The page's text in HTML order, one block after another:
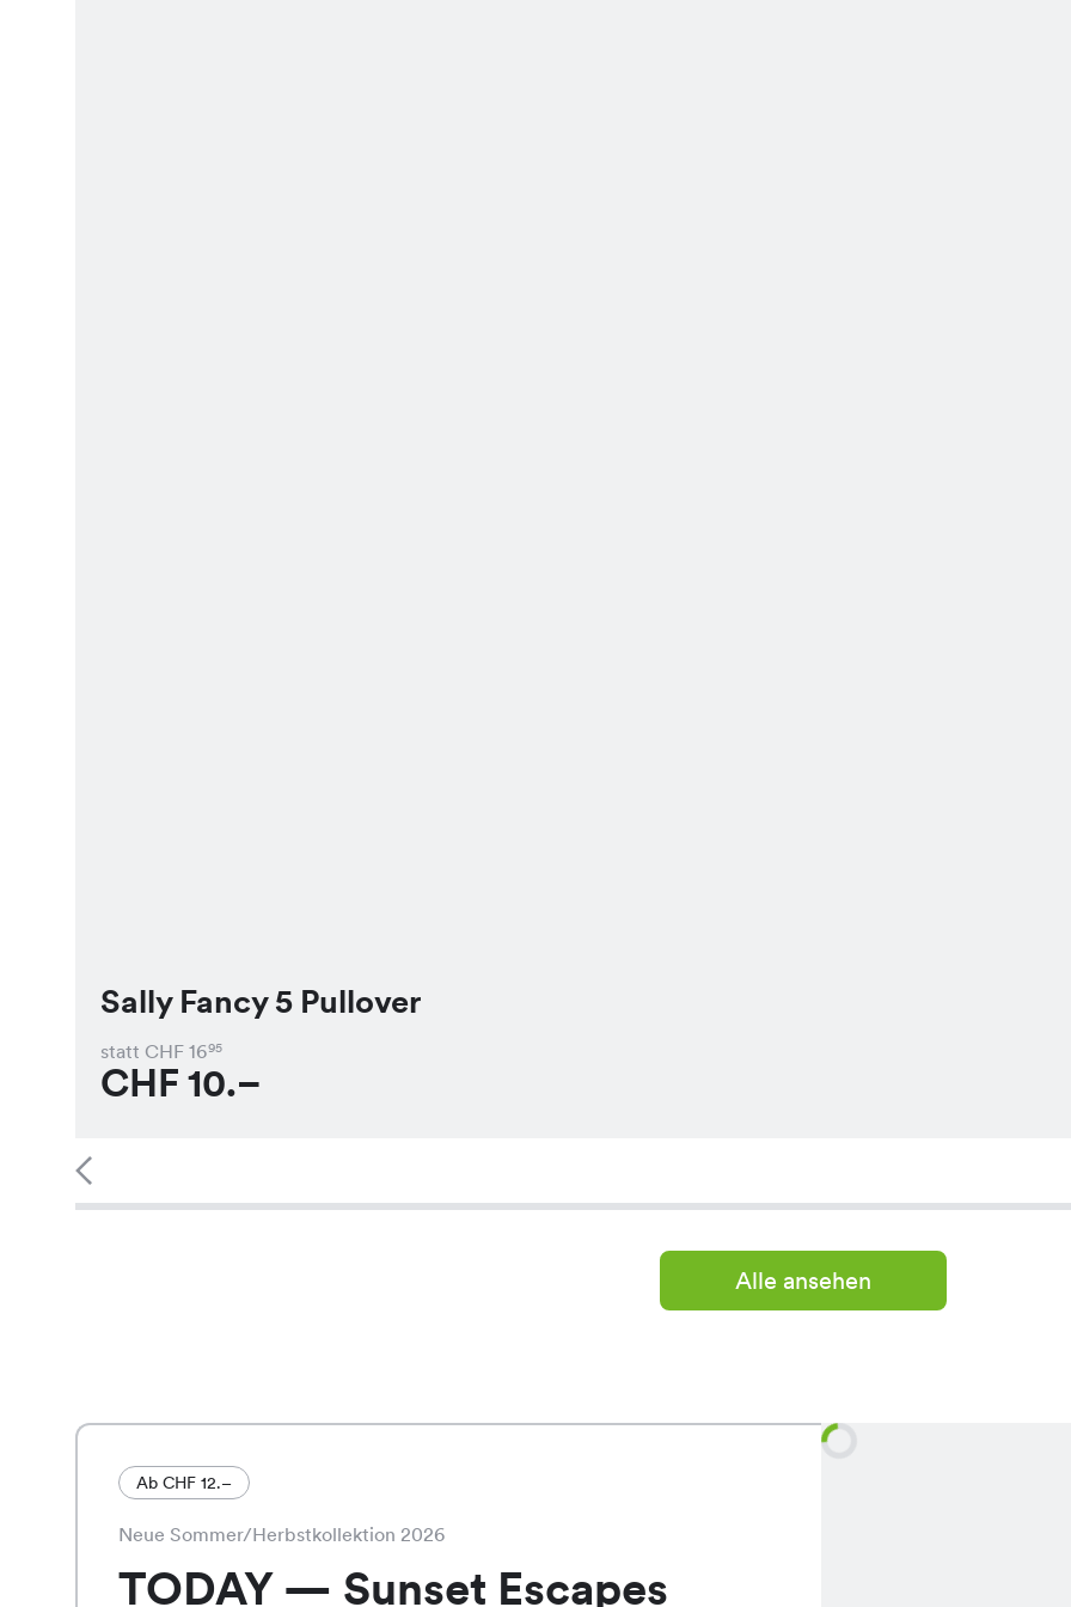
Sally Fancy 5 Pullover
statt CHF 1695
CHF 10.–
Alle ansehen
Ab CHF 12.–
Neue Sommer/Herbstkollektion 2026
TODAY — Sunset Escapes